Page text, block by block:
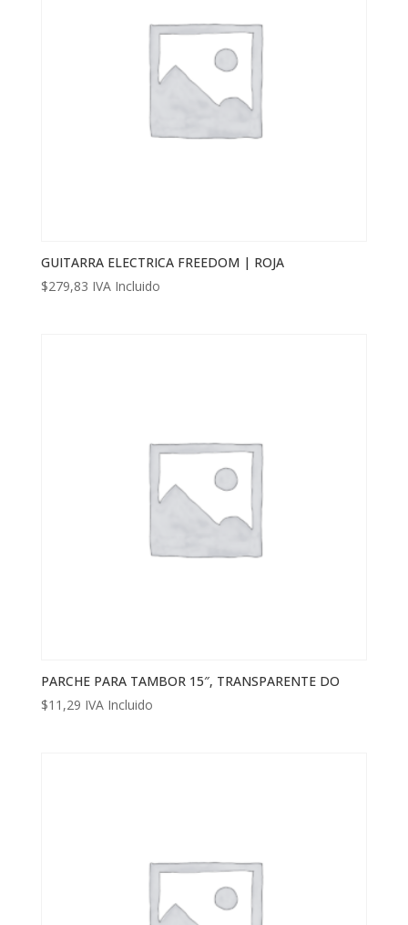
GUITARRA ELECTRICA FREEDOM | ROJA
$279,83 IVA Incluido
PARCHE PARA TAMBOR 15″, TRANSPARENTE DO
$11,29 IVA Incluido